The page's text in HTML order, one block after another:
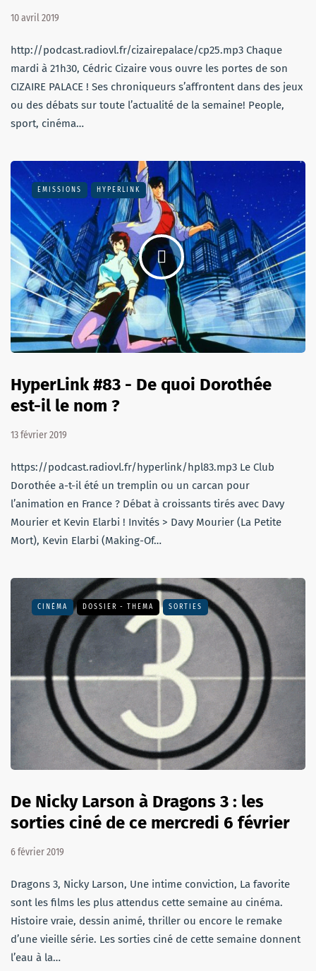
10 avril 2019
http://podcast.radiovl.fr/cizairepalace/cp25.mp3 Chaque
mardi à 21h30, Cédric Cizaire vous ouvre les portes de son
CIZAIRE PALACE ! Ses chroniqueurs s’affrontent dans des jeux
ou des débats sur toute l’actualité de la semaine! People,
sport, cinéma…
EMISSIONS HYPERLINK
HyperLink #83 - De quoi Dorothée
est-il le nom ?
13 février 2019
https://podcast.radiovl.fr/hyperlink/hpl83.mp3 Le Club
Dorothée a-t-il été un tremplin ou un carcan pour
l’animation en France ? Débat à croissants tirés avec Davy
Mourier et Kevin Elarbi ! Invités > Davy Mourier (La Petite
Mort), Kevin Elarbi (Making-Of…
CINÉMA DOSSIER - THEMA SORTIES
De Nicky Larson à Dragons 3 : les
sorties ciné de ce mercredi 6 février
6 février 2019
Dragons 3, Nicky Larson, Une intime conviction, La favorite
sont les films les plus attendus cette semaine au cinéma.
Histoire vraie, dessin animé, thriller ou encore le remake
d’une vieille série. Les sorties ciné de cette semaine donnent
l’eau à la…